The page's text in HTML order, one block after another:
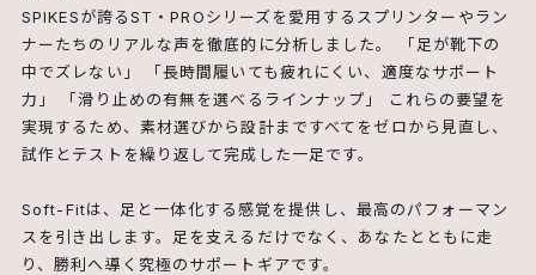
SPIKESが誇るST・PROシリーズを愛用するスプリンターやラン
ナーたちのリアルな声を徹底的に分析しました。 「足が靴下の
中でズレない」 「長時間履いても疲れにくい、適度なサポート
力」 「滑り止めの有無を選べるラインナップ」 これらの要望を
実現するため、素材選びから設計まですべてをゼロから見直し、
試作とテストを繰り返して完成した一足です。
Soft-Fitは、足と一体化する感覚を提供し、最高のパフォーマン
スを引き出します。足を支えるだけでなく、あなたとともに走
り、勝利へ導く究極のサポートギアです。